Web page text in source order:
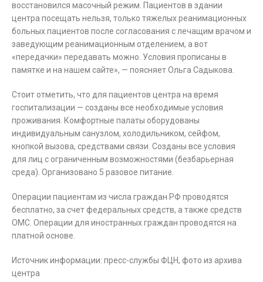
восстановился масочный режим. Пациентов в здании
центра посещать нельзя, только тяжелых реанимационных
больных пациентов после согласования с лечащим врачом и
заведующим реанимационным отделением, а вот
«передачки» передавать можно. Условия прописаны в
памятке и на нашем сайте», — поясняет Ольга Садыкова.
Стоит отметить, что для пациентов центра на время
госпитализации — созданы все необходимые условия
проживания. Комфортные палаты оборудованы
индивидуальным санузлом, холодильником, сейфом,
кнопкой вызова, средствами связи. Созданы все условия
для лиц с ограниченным возможностями (безбарьерная
среда). Организовано 5 разовое питание.
Операции пациентам из числа граждан РФ проводятся
бесплатно, за счет федеральных средств, а также средств
ОМС. Операции для иностранных граждан проводятся на
платной основе.
Источник информации: пресс-службы ФЦН, фото из архива
центра